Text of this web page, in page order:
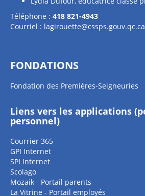
Téléphone : 418 821-4943
Courriel : lagirouette@cssps.gouv.qc.ca
FONDATIONS
Fondation des Premières-Seigneuries
Liens vers les applications
personnel)
Courrier 365
GPI Internet
SPI Internet
Scolago
Mozaik - Portail parents
La Vitrine - Portail employés